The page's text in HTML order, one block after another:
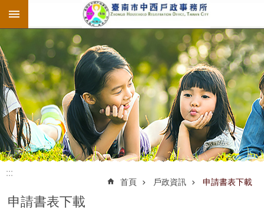
跳到主要內容區塊
:::
:::
首頁 戶政資訊 申請書表下載
申請書表下載